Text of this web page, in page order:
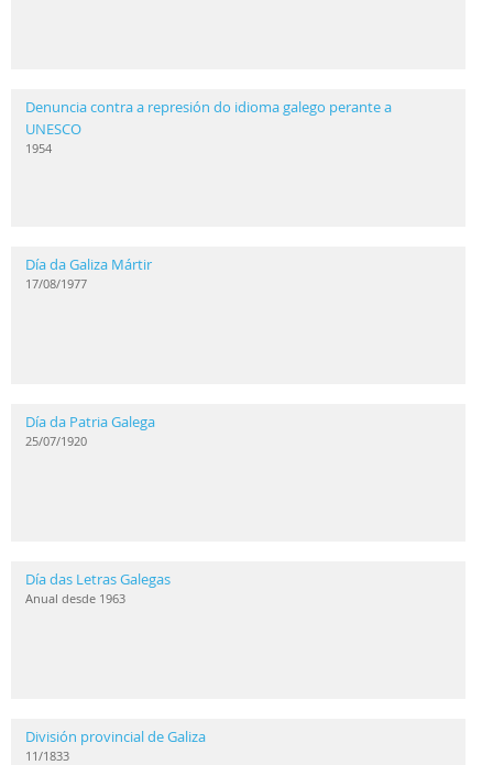
Denuncia contra a represión do idioma galego perante a
UNESCO
1954
Día da Galiza Mártir
17/08/1977
Día da Patria Galega
25/07/1920
Día das Letras Galegas
Anual desde 1963
División provincial de Galiza
11/1833